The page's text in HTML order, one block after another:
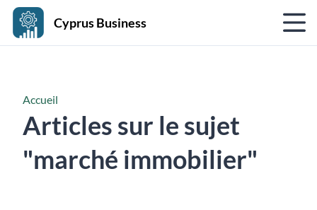
Cyprus Business
Accueil
Articles sur le sujet
"marché immobilier"